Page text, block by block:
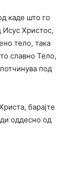
каде што го
Христос,
тело, така
славно Тело,
под
барајте
оддесно од